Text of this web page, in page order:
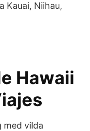
Kauai, Niihau,
Hawaii
med vilda